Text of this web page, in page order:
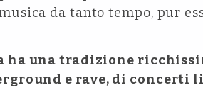
da tanto tempo, pur
ha una tradizione
e rave, di concerti